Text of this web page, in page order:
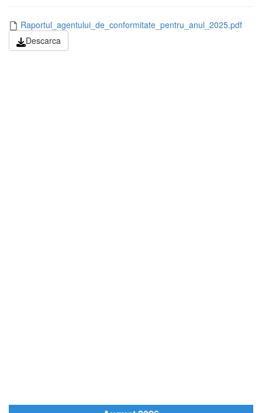
Raportul_agentului_de_conformitate_pentru_anul_2025.pdf
Descarca